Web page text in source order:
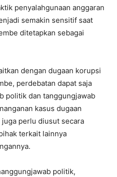
penyalahgunaan anggaran
semakin sensitif saat
ditetapkan sebagai
dengan dugaan korupsi
perdebatan dapat saja
politik dan tanggungjawab
kasus dugaan
perlu diusut secara
terkait lainnya
politik,